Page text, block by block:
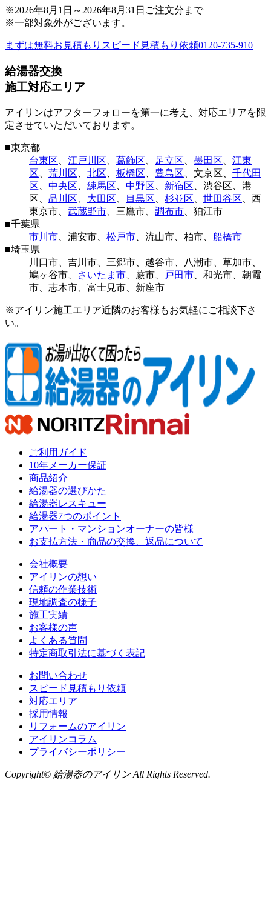
※2026年8月1日 ～2026年8月31日 ご注文分まで
※一部対象外がございます。
まずは無料お見積もり スピード見積もり依頼0120-735-910
給湯器交換
施工対応エリア
アイリンはアフターフォローを第一に考え、対応エリアを限
定させていただいております。
■東京都
台東区
江戸川区 葛飾区 足立区 墨田区
江東
区
荒川区 北区 板橋区 豊島区 文京区
千代田
区
中央区 練馬区 中野区 新宿区 渋谷区
港
区
品川区 大田区 目黒区 杉並区 世田谷区
西
東京市
武蔵野市 三鷹市 調布市
狛江市
■千葉県
市川市
浦安市 松戸市 流山市 柏市
船橋市
■埼玉県
川口市
吉川市 三郷市 越谷市 八潮市 草加市
鳩ヶ谷市
さいたま市 蕨市 戸田市 和光市
朝霞
市
志木市 富士見市 新座市
※アイリン施工エリア近隣のお客様もお気軽にご相談下さ
い。
ご利用ガイド
10年メーカー保証
商品紹介
給湯器の選びかた
給湯器レスキュー
給湯器7つのポイント
アパート・マンションオーナーの皆様
お支払方法・商品の交換、返品について
会社概要
アイリンの想い
信頼の作業技術
現地調査の様子
施工実績
お客様の声
よくある質問
特定商取引法に基づく表記
お問い合わせ
スピード見積もり依頼
対応エリア
採用情報
リフォームのアイリン
アイリンコラム
プライバシーポリシー
Copyright© 給湯器のアイリン All Rights Reserved.